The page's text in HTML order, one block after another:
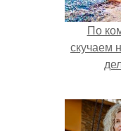
По
скучаем